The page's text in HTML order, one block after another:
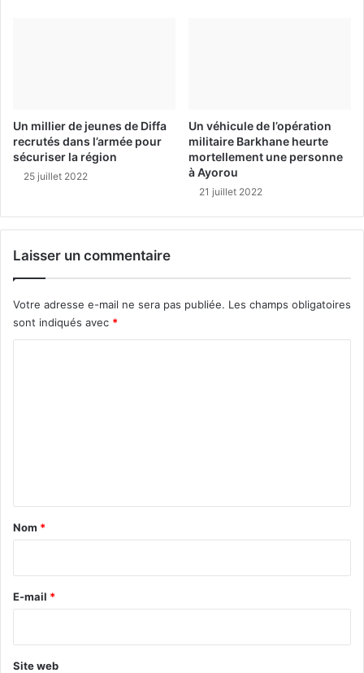
Un millier de jeunes de Diffa
recrutés dans l’armée pour
sécuriser la région
25 juillet 2022
Un véhicule de l’opération
militaire Barkhane heurte
mortellement une personne
à Ayorou
21 juillet 2022
Laisser un commentaire
Votre adresse e-mail ne sera pas publiée. Les champs obligatoires
sont indiqués avec *
a
e
Nom *
E-mail *
Site web